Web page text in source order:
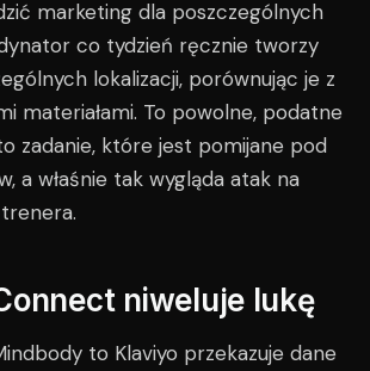
marketing dla poszczególnych
co tydzień ręcznie tworzy
lokalizacji, porównując je z
materiałami. To powolne, podatne
zadanie, które jest pomijane pod
a właśnie tak wygląda atak na
niweluje lukę
to Klaviyo przekazuje dane